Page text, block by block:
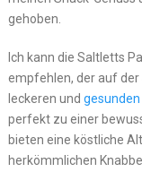
gehoben.
Ich kann die Saltletts
empfehlen, der auf der
leckeren und
perfekt zu einer
bieten eine köstliche
herkömmlichen